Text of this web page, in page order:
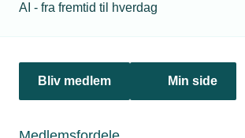
AI - fra fremtid til hverdag
Bliv medlem Min side
jura@tekniq.dk
tekniq@tekniq.dk